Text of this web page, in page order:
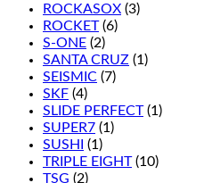
ROCKASOX (3)
ROCKET (6)
S-ONE (2)
SANTA CRUZ (1)
SEISMIC (7)
SKF (4)
SLIDE PERFECT (1)
SUPER7 (1)
SUSHI
(1)
TRIPLE EIGHT (10)
TSG (2)